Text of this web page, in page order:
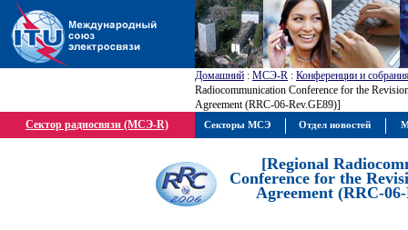
Домашний : МСЭ-R : Конференции и
Radiocommunication Conference for the
Agreement (RRC-06-Rev.GE89)]
Сектор радиосвязи (МСЭ-R)
[Regional
Conference for the
Agreement (RRC-
Секторы МСЭ Отдел новостей